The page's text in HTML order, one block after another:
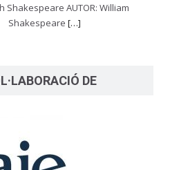
Shakespeare AUTOR: William
Shakespeare […]
DE